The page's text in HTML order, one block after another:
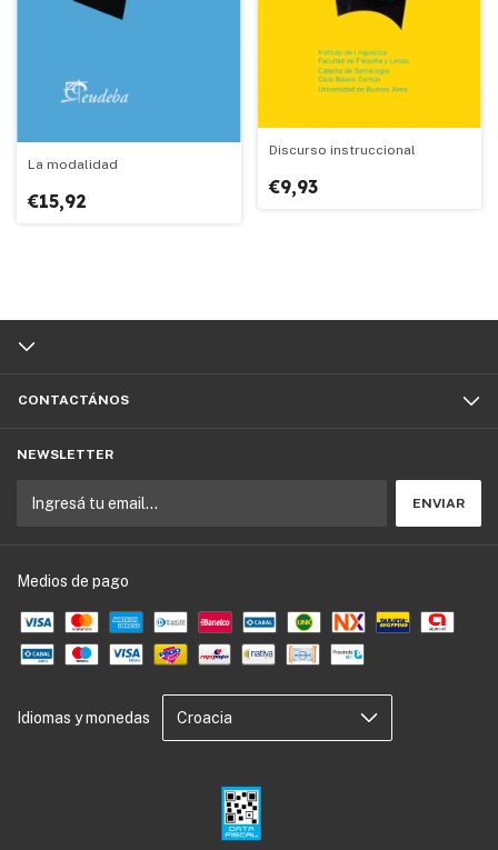
La modalidad
€15,92
Discurso instruccional
€9,93
CONTACTÁNOS
NEWSLETTER
Medios de pago
Idiomas y monedas